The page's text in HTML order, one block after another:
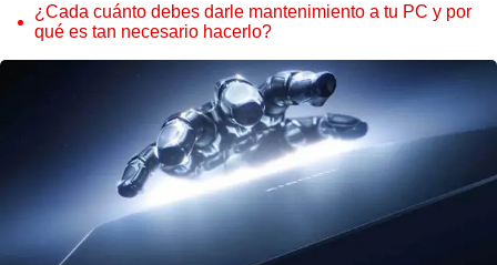
¿Cada cuánto debes darle mantenimiento a tu PC y por
qué es tan necesario hacerlo?